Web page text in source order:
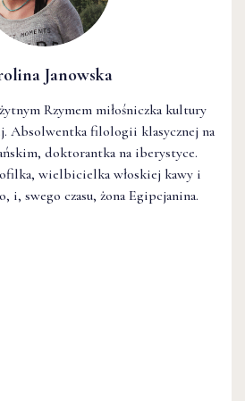
Janowska
Rzymem miłośniczka kultury
Absolwentka filologii klasycznej na
doktorantka na iberystyce.
wielbicielka włoskiej kawy i
i, swego czasu, żona Egipcjanina.